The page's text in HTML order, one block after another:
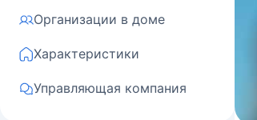
Организации в доме
Характеристики
Управляющая компания